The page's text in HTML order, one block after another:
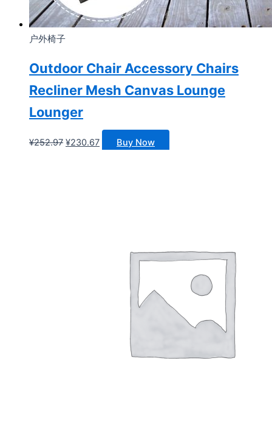
户外椅子
Outdoor Chair Accessory Chairs
Recliner Mesh Canvas Lounge
Lounger
¥252.97 原
¥230.67当
Buy Now